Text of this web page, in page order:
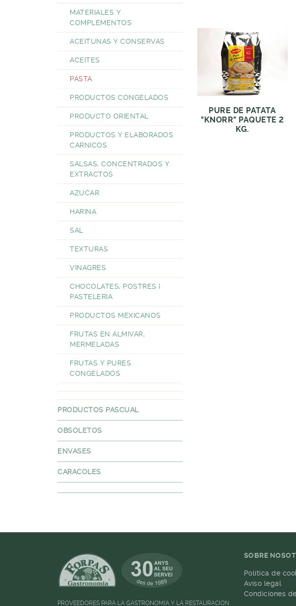
MATERIALES Y
COMPLEMENTOS
ACEITUNAS Y CONSERVAS
ACEITES
PASTA
PRODUCTOS CONGELADOS
PRODUCTO ORIENTAL
PRODUCTOS Y ELABORADOS
CARNICOS
SALSAS, CONCENTRADOS Y
EXTRACTOS
AZUCAR
HARINA
SAL
TEXTURAS
VINAGRES
CHOCOLATES, POSTRES I
PASTELERIA
PRODUCTOS MEXICANOS
FRUTAS EN ALMIVAR,
MERMELADAS
FRUTAS Y PURES
CONGELADOS
PRODUCTOS PASCUAL
OBSOLETOS
ENVASES
CARACOLES
PURE DE PATATA
"KNORR" PAQUETE 2
KG.
PROVEEDORES PARA LA GASTRONOMIA Y LA RESTAURACIÓN
SOBRE
Política de
Aviso legal
Condiciones